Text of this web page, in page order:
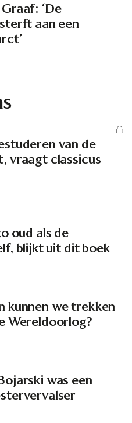
‘De
aan een
van de
vraagt classicus
oud als de
blijkt uit dit boek
kunnen we trekken
Wereldoorlog?
was een